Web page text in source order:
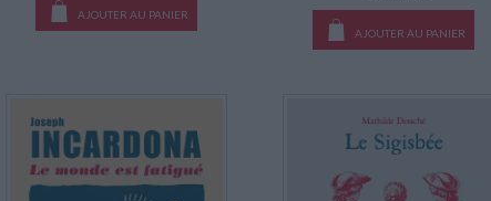
AJOUTER AU PANIER
AJOUTER AU PANIER